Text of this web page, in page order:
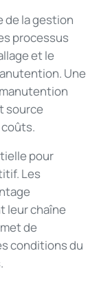
de la gestion
processus
et le
Une
source
pour
Les
leur chaîne
de
conditions du